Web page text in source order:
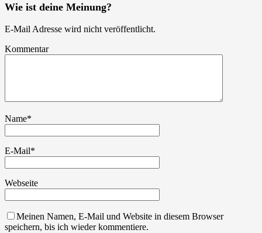
Wie ist deine Meinung?
E-Mail Adresse wird nicht veröffentlicht.
Kommentar
Name*
E-Mail*
Webseite
Meinen Namen, E-Mail und Website in diesem Browser
speichern, bis ich wieder kommentiere.